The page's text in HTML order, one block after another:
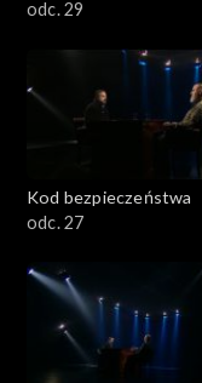
odc. 29
Kod bezpieczeństwa
odc. 27